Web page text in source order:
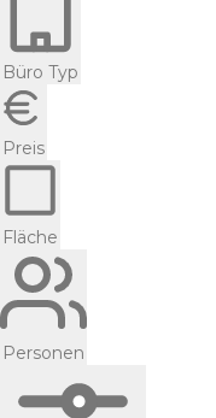
Büro Typ
Preis
Fläche
Personen